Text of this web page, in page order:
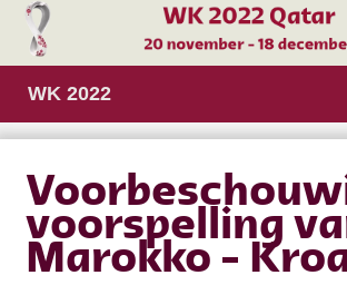
WK 2022
voorspelling
Marokko -